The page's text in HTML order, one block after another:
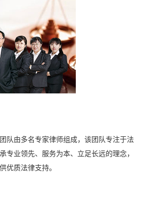
由多名专家律师组成，该团队专注于法
专业领先、服务为本、立足长远的理念，
优质法律支持。